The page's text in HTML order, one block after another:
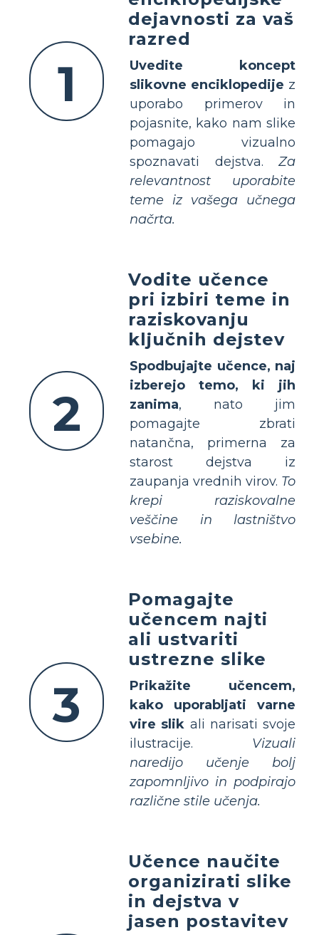
1
dejavnosti za vaš
razred
Uvedite koncept
slikovne enciklopedije z
uporabo primerov in
pojasnite, kako nam slike
pomagajo vizualno
spoznavati dejstva. Za
relevantnost uporabite
teme iz vašega učnega
načrta.
2
Vodite učence
pri izbiri teme in
raziskovanju
ključnih dejstev
Spodbujajte učence, naj
izberejo temo, ki jih
zanima, nato jim
pomagajte zbrati
natančna, primerna za
starost dejstva iz
zaupanja vrednih virov. To
krepi raziskovalne
veščine in lastništvo
vsebine.
3
Pomagajte
učencem najti
ali ustvariti
ustrezne slike
Prikažite učencem,
kako uporabljati varne
vire slik ali narisati svoje
ilustracije. Vizuali
naredijo učenje bolj
zapomnljivo in podpirajo
različne stile učenja.
Učence naučite
organizirati slike
in dejstva v
jasen postavitev